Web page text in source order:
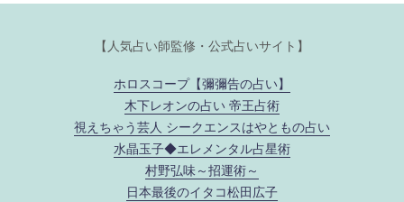
【人気占い師監修・公式占いサイト】
ホロスコープ【彌彌告の占い】
木下レオンの占い 帝王占術
視えちゃう芸人 シークエンスはやともの占い
水晶玉子◆エレメンタル占星術
村野弘味～招運術～
日本最後のイタコ松田広子